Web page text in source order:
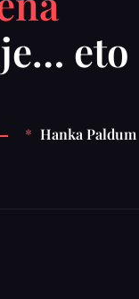
eto
* Hanka Paldum